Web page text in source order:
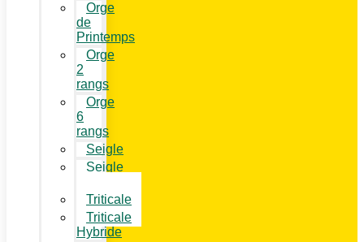
Orge
de
Printemps
Orge
2
rangs
Orge
6
rangs
Seigle
Seigle
Triticale
Triticale
Hybride